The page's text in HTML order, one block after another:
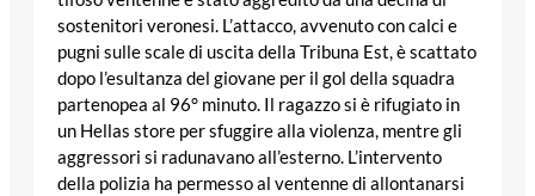
sostenitori veronesi. L’attacco, avvenuto con calci e
pugni sulle scale di uscita della Tribuna Est, è scattato
dopo l’esultanza del giovane per il gol della squadra
partenopea al 96° minuto. Il ragazzo si è rifugiato in
un Hellas store per sfuggire alla violenza, mentre gli
aggressori si radunavano all’esterno. L’intervento
della polizia ha permesso al ventenne di allontanarsi